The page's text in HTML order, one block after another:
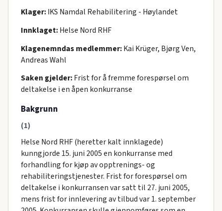
Klager:IKS Namdal Rehabilitering - Høylandet
Innklaget:Helse Nord RHF
Klagenemndas medlemmer:Kai Krüger, Bjørg Ven,
Andreas Wahl
Saken gjelder:Frist for å fremme forespørsel om
deltakelse i en åpen konkurranse
Bakgrunn
(1)
Helse Nord RHF (heretter kalt innklagede)
kunngjorde 15. juni 2005 en konkurranse med
forhandling for kjøp av opptrenings- og
rehabiliteringstjenester. Frist for forespørsel om
deltakelse i konkurransen var satt til 27. juni 2005,
mens frist for innlevering av tilbud var 1. september